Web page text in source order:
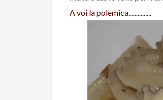
A voi la polemica...............